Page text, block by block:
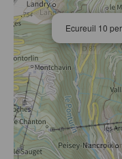
Ecureuil 10